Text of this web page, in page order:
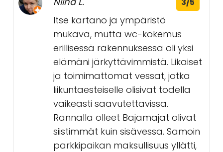
Itse kartano ja ympäristö
mukava, mutta wc-kokemus
erillisessä rakennuksessa oli yksi
elämäni järkyttävimmistä. Likaiset
ja toimimattomat vessat, jotka
liikuntaesteiselle olisivat todella
vaikeasti saavutettavissa.
Rannalla olleet Bajamajat olivat
siistimmät kuin sisävessa. Samoin
parkkipaikan maksullisuus yllätti,